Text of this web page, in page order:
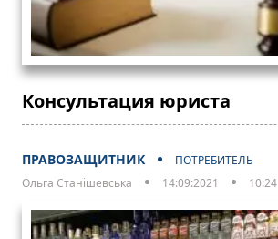
Консультация юриста
ПРАВОЗАЩИТНИК
ПОТРЕБИТЕЛЬ
Ольга Станішевська
14:09:2021 10:24